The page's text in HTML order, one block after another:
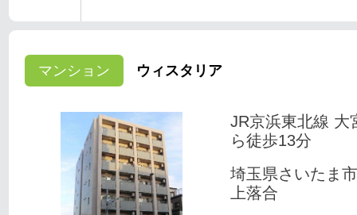
マンション ウィスタリア
JR京浜東北線 大
ら徒歩13分
埼玉県さいたま
上落合